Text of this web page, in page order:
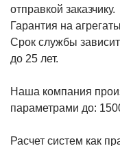
отправкой заказчику.
Гарантия на
Срок службы
до 25 лет.
Наша компания
параметрами до:
Расчет систем как